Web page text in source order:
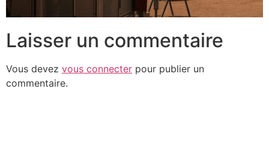
Laisser un commentaire
Vous devez vous connecter pour publier un
commentaire.